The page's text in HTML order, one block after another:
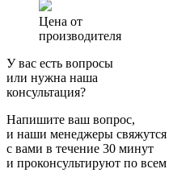
Цена от
производителя
У вас есть вопросы
или нужна наша
консультация?
Напишите ваш вопрос,
и наши менеджеры свяжутся
с вами в течение 30 минут
и проконсультируют по всем